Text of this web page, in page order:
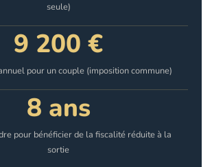
seule)
9 200 €
pour un couple (imposition commune)
8 ans
pour bénéficier de la fiscalité réduite à la
sortie